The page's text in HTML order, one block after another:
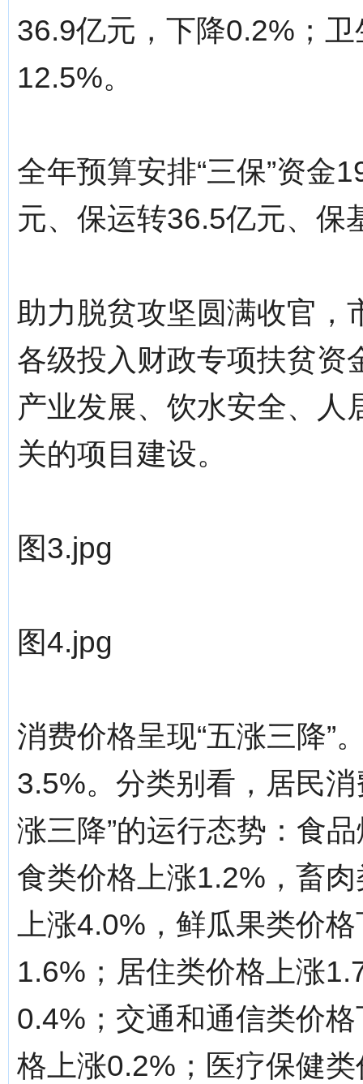
36.9亿元，下降0.2%；
12.5%。
全年预算安排“三保”资金
元、保运转36.5亿元、保
助力脱贫攻坚圆满收官，
各级投入财政专项扶贫资
产业发展、饮水安全、人
关的项目建设。
图3.jpg
图4.jpg
消费价格呈现“五涨三降”
3.5%。分类别看，居民
涨三降”的运行态势：食
食类价格上涨1.2%，畜
上涨4.0%，鲜瓜果类价
1.6%；居住类价格上涨
0.4%；交通和通信类价
格上涨0.2%；医疗保健